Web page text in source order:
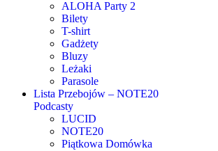
ALOHA Party 2
Bilety
T-shirt
Gadżety
Bluzy
Leżaki
Parasole
Lista Przebojów – NOTE20
Podcasty
LUCID
NOTE20
Piątkowa Domówka